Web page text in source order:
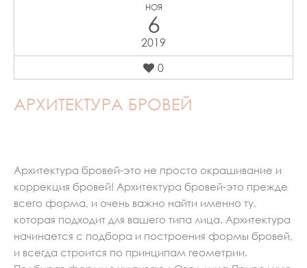
НОЯ
6
2019
0
АРХИТЕКТУРА БРОВЕЙ
Архитектура бровей-это не просто окрашивание и
коррекция бровей! Архитектура бровей-это прежде
всего форма, и очень важно найти именно ту,
которая подходит для вашего типа лица. Архитектура
начинается с подбора и построения формы бровей,
и всегда строится по принципам геометрии.